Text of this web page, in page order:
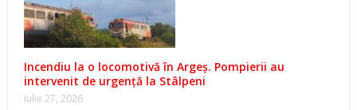
Incendiu la o locomotivă în Argeș. Pompierii au
intervenit de urgență la Stâlpeni
iulie 27, 2026